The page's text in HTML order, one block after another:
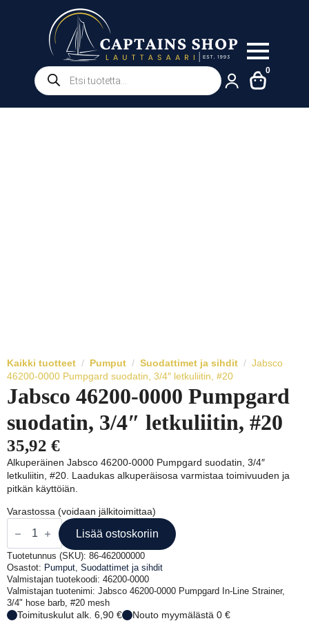
Products
search
0
Kaikki tuotteet Pumput Suodattimet ja sihdit
Jabsco
46200-0000 Pumpgard suodatin, 3/4″ letkuliitin, #20
Jabsco 46200-0000 Pumpgard
suodatin, 3/4″ letkuliitin, #20
35,92 €
Alkuperäinen Jabsco 46200-0000 Pumpgard suodatin, 3/4″
letkuliitin, #20. Laadukas alkuperäisosa varmistaa toimivuuden ja
pitkän käyttöiän.
Varastossa (voidaan jälkitoimittaa)
Jabsco
46200-
0000
Pumpgard
suodatin,
3/4"
letkuliitin,
#20
määrä
Lisää ostoskoriin
Tuotetunnus (SKU): 86-462000000
Osastot: Pumput Suodattimet ja sihdit
Valmistajan tuotekoodi: 46200-0000
Valmistajan tuotenimi: Jabsco 46200-0000 Pumpgard In-Line Strainer,
3/4" hose barb, #20 mesh
Toimituskulut alk. 6,90 €
Nouto myymälästä 0 €